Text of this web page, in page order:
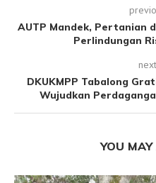
AUTP Mandek, Pertanian
Perlindungan
DKUKMPP Tabalong
Wujudkan
YOU